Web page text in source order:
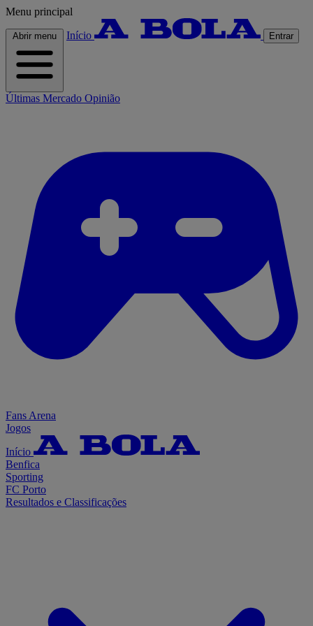
Menu principal
Abrir menu Início Entrar
Últimas Mercado Opinião
Fans Arena
Jogos
Início
Benfica
Sporting
FC Porto
Resultados e Classificações